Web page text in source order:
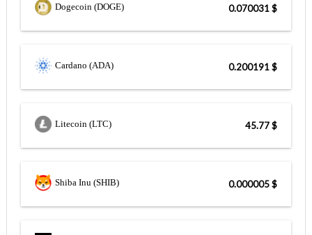
Dogecoin (DOGE) $ 0.070031
Cardano (ADA) $ 0.200191
Litecoin (LTC) $ 45.77
Shiba Inu (SHIB) $ 0.000005